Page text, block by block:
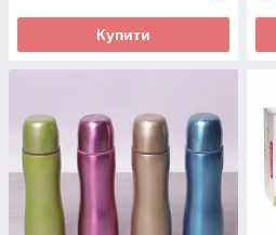
Купити